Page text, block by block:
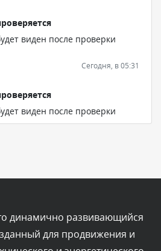
виден после проверки
Сегодня, в 05:31
виден после проверки
динамично развивающийся
для продвижения и